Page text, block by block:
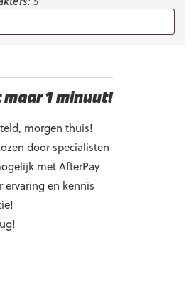
1 minuut!
morgen thuis!
door specialisten
met AfterPay
ervaring en kennis